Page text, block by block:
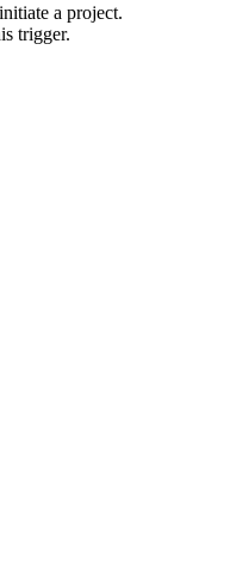
a project.
trigger.